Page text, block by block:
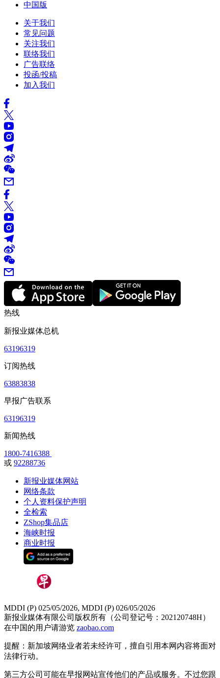
中国版
关于我们
常见问题
关注我们
联络我们
广告联络
投函/投稿
加入我们
热线
新报业媒体总机
63196319
订阅热线
63883838
早报广告联系
63196319
新闻热线
1800-7416388
或 92288736
新报业媒体网站
网络条款
个人资料保护声明
全检索
ZShop集品店
海峡时报
商业时报
MDDI (P) 025/05/2026, MDDI (P) 026/05/2026
新报业媒体有限公司版权所有（公司登记号：202120748H）
在中国的用户请游览 zaobao.com
提醒：新加坡网络业者若未经许可，擅自引用本网内容将面对
法律行动。
第三方公司可能在早报网站宣传他们的产品或服务。不过您跟